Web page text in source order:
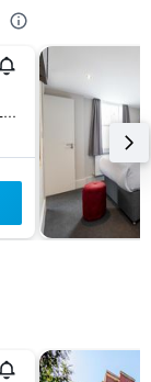
35-39 Inverness Terrace, London, United Kingdom